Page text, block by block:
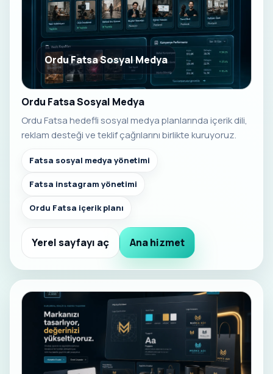
Ordu Fatsa Sosyal Medya
Ordu Fatsa Sosyal Medya
Ordu Fatsa hedefli sosyal medya planlarında içerik dili,
reklam desteği ve teklif çağrılarını birlikte kuruyoruz.
Fatsa sosyal medya yönetimi
Fatsa instagram yönetimi
Ordu Fatsa içerik planı
Yerel sayfayı aç Ana hizmet